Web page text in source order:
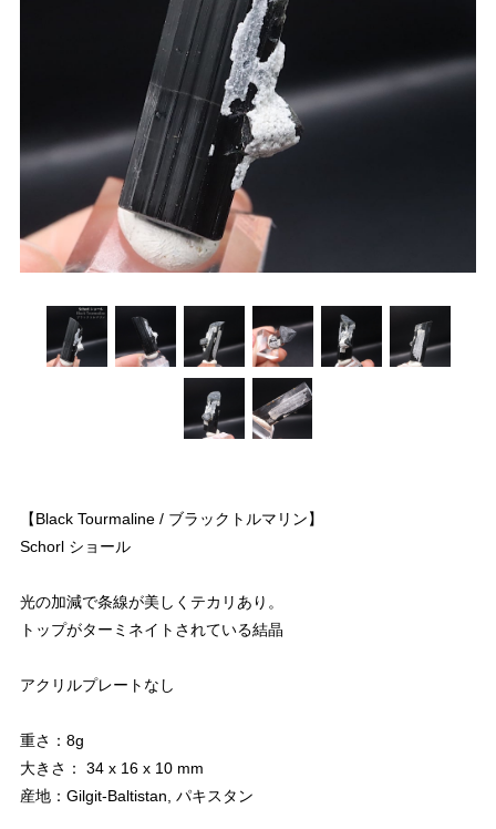
【Black Tourmaline / ブラックトルマリン】
Schorl ショール
光の加減で条線が美しくテカリあり。
トップがターミネイトされている結晶
アクリルプレートなし
重さ：8g
大きさ： 34 x 16 x 10 mm
産地：Gilgit-Baltistan, パキスタン